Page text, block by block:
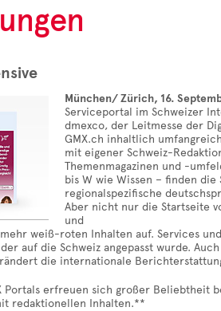
München/ Zürich, 16.
Serviceportal im Schweizer
dmexco, der Leitmesse der
GMX.ch inhaltlich
mit eigener Schweiz-
Themenmagazinen und -
bis W wie Wissen – finden
regionalspezifische
Aber nicht nur die Startseite
und
weiß-roten Inhalten auf. Services
auf die Schweiz angepasst wurde.
die internationale
Portals erfreuen sich großer Beliebtheit
redaktionellen Inhalten.**